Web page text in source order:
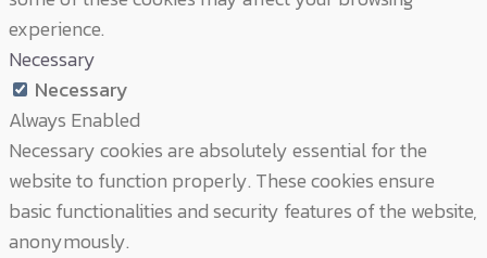
experience.
Necessary
Necessary
Always Enabled
Necessary cookies are absolutely essential for the
website to function properly. These cookies ensure
basic functionalities and security features of the website,
anonymously.